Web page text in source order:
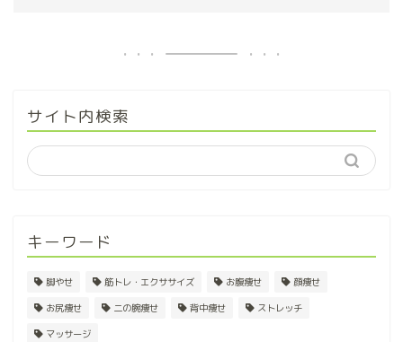
サイト内検索
キーワード
脚やせ 筋トレ・エクササイズ お腹痩せ 顔痩せ
お尻痩せ 二の腕痩せ 背中痩せ ストレッチ
マッサージ